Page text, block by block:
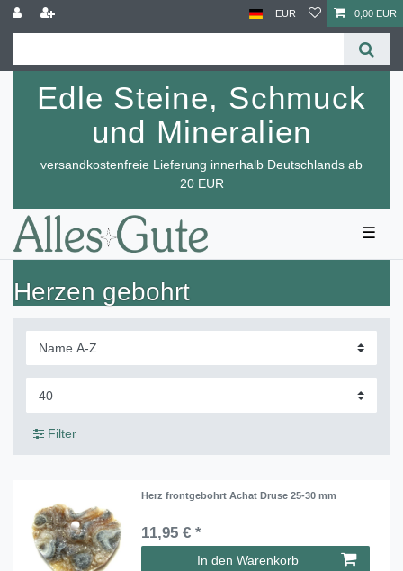
EUR 0,00 EUR
Edle Steine, Schmuck
und Mineralien
versandkostenfreie Lieferung innerhalb Deutschlands ab
20 EUR
☰
Herzen gebohrt
Filter
Herz frontgebohrt Achat Druse 25-30 mm
11,95 € *
In den Warenkorb